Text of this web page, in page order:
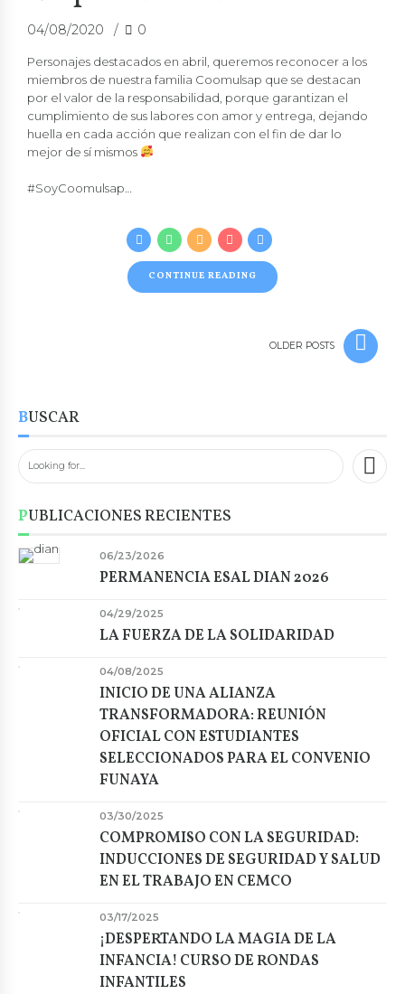
04/08/2020 0
Personajes destacados en abril, queremos reconocer a los
miembros de nuestra familia Coomulsap que se destacan
por el valor de la responsabilidad , porque garantizan el
cumplimiento de sus labores con amor y entrega, dejando
huella en cada acción que realizan con el fin de dar lo
mejor de sí mismos
#SoyCoomulsap…
CONTINUE READING
OLDER POSTS
BUSCAR
PUBLICACIONES RECIENTES
06/23/2026
PERMANENCIA ESAL DIAN 2026
04/29/2025
LA FUERZA DE LA SOLIDARIDAD
04/08/2025
INICIO DE UNA ALIANZA
TRANSFORMADORA: REUNIÓN
OFICIAL CON ESTUDIANTES
SELECCIONADOS PARA EL CONVENIO
FUNAYA
03/30/2025
COMPROMISO CON LA SEGURIDAD:
INDUCCIONES DE SEGURIDAD Y SALUD
EN EL TRABAJO EN CEMCO
03/17/2025
¡DESPERTANDO LA MAGIA DE LA
INFANCIA! CURSO DE RONDAS
INFANTILES